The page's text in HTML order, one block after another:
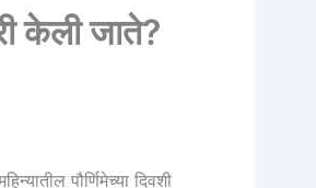
केली जाते?
पौर्णिमेच्या दिवशी